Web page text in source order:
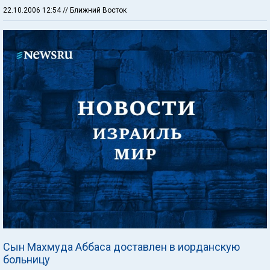
22.10.2006 12:54// Ближний Восток
Сын Махмуда Аббаса доставлен в иорданскую
больницу